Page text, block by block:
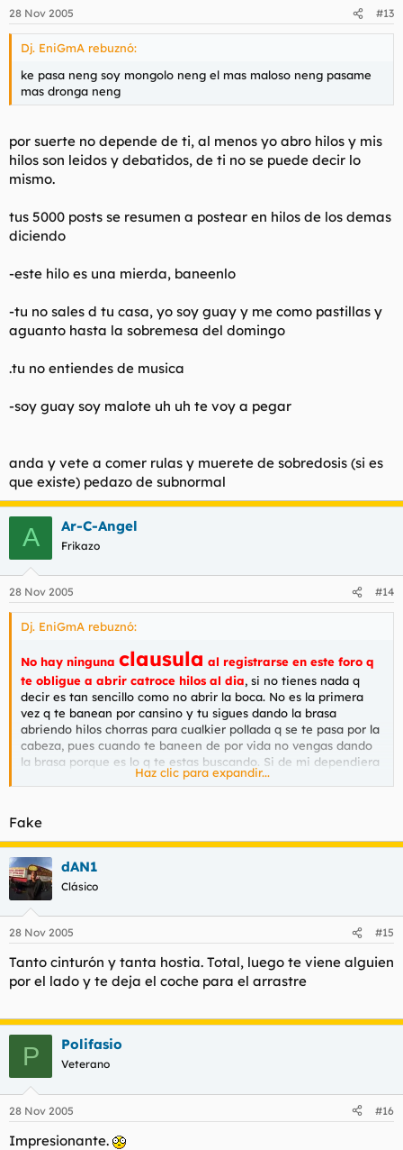
28 Nov 2005 #13
Dj. EniGmA rebuznó:
ke pasa neng soy mongolo neng el mas maloso neng pasame
mas dronga neng
por suerte no depende de ti, al menos yo abro hilos y mis
hilos son leidos y debatidos, de ti no se puede decir lo
mismo.
tus 5000 posts se resumen a postear en hilos de los demas
diciendo
-este hilo es una mierda, baneenlo
-tu no sales d tu casa, yo soy guay y me como pastillas y
aguanto hasta la sobremesa del domingo
.tu no entiendes de musica
-soy guay soy malote uh uh te voy a pegar
anda y vete a comer rulas y muerete de sobredosis (si es
que existe) pedazo de subnormal
A Ar-C-Angel
Frikazo
28 Nov 2005 #14
Dj. EniGmA rebuznó:
No hay ninguna clausula al registrarse en este foro q
te obligue a abrir catroce hilos al dia, si no tienes nada q
decir es tan sencillo como no abrir la boca. No es la primera
vez q te banean por cansino y tu sigues dando la brasa
abriendo hilos chorras para cualkier pollada q se te pasa por la
cabeza, pues cuando te baneen de por vida no vengas dando
la brasa porque es lo q te estas buscando. Si de mi dependiera
te habria baneado hace meses de hasta la tarjeta del carrefur.
Haz clic para expandir...
Fake
dAN1
Clásico
28 Nov 2005 #15
Tanto cinturón y tanta hostia. Total, luego te viene alguien
por el lado y te deja el coche para el arrastre
P Polifasio
Veterano
28 Nov 2005 #16
Impresionante.